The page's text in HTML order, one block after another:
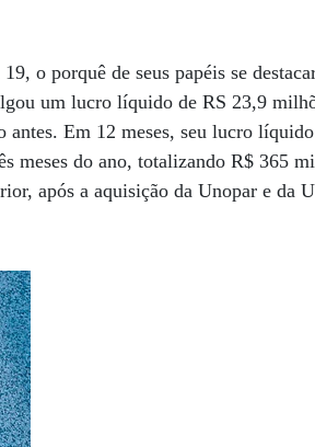
o porquê de seus papéis se
um lucro líquido de RS 23,9
Em 12 meses, seu lucro
meses do ano, totalizando R$ 365
após a aquisição da Unopar e da